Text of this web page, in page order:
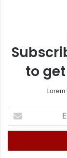
to
your
Email